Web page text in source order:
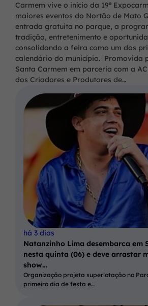
Carmem vive o início da 19ª
maiores eventos do Nortão de Mato
entrada gratuita no parque, a
tradição, entretenimento e
consolidando a feira como um dos
calendário do município. Promovida
Santa Carmem em parceria com a
dos Criadores e Produtores de…
há 3 dias
Natanzinho Lima desembarca em
nesta quinta (06) e deve arrastar
show…
Organização projeta superlotação no
primeiro dia de festa e…